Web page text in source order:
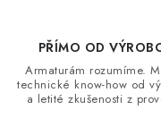
PŘÍMO OD
Armaturám rozumíme.
technické know-how od
a letité zkušenosti z